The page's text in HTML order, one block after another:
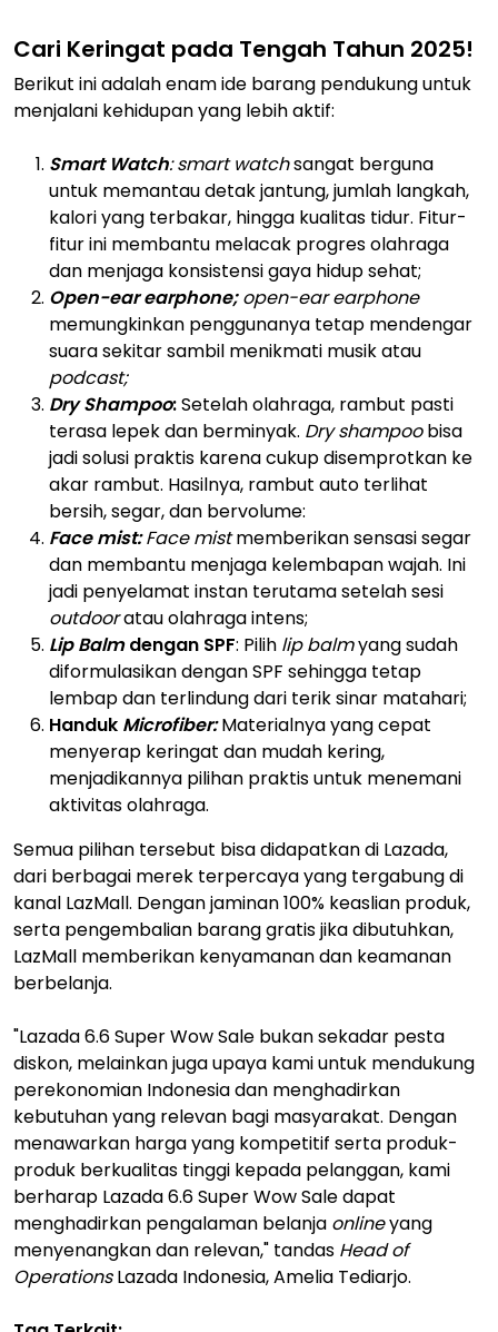
Cari Keringat pada Tengah Tahun 2025!
Berikut ini adalah enam ide barang pendukung untuk
menjalani kehidupan yang lebih aktif:
Smart Watch: smart watchsangat berguna
untuk memantau detak jantung, jumlah langkah,
kalori yang terbakar, hingga kualitas tidur. Fitur-
fitur ini membantu melacak progres olahraga
dan menjaga konsistensi gaya hidup sehat;
Open-ear earphone;open-ear earphone
memungkinkan penggunanya tetap mendengar
suara sekitar sambil menikmati musik atau
podcast;
Dry Shampoo:Setelah olahraga, rambut pasti
terasa lepek dan berminyak. Dry shampoobisa
jadi solusi praktis karena cukup disemprotkan ke
akar rambut. Hasilnya, rambut auto terlihat
bersih, segar, dan bervolume:
Face mist:Face mistmemberikan sensasi segar
dan membantu menjaga kelembapan wajah. Ini
jadi penyelamat instan terutama setelah sesi
outdooratau olahraga intens;
Lip Balmdengan SPF: Pilih lip balmyang sudah
diformulasikan dengan SPF sehingga tetap
lembap dan terlindung dari terik sinar matahari;
Handuk Microfiber:Materialnya yang cepat
menyerap keringat dan mudah kering,
menjadikannya pilihan praktis untuk menemani
aktivitas olahraga.
Semua pilihan tersebut bisa didapatkan di Lazada,
dari berbagai merek terpercaya yang tergabung di
kanal LazMall. Dengan jaminan 100% keaslian produk,
serta pengembalian barang gratis jika dibutuhkan,
LazMall memberikan kenyamanan dan keamanan
berbelanja.
"Lazada 6.6 Super Wow Sale bukan sekadar pesta
diskon, melainkan juga upaya kami untuk mendukung
perekonomian Indonesia dan menghadirkan
kebutuhan yang relevan bagi masyarakat. Dengan
menawarkan harga yang kompetitif serta produk-
produk berkualitas tinggi kepada pelanggan, kami
berharap Lazada 6.6 Super Wow Sale dapat
menghadirkan pengalaman belanja onlineyang
menyenangkan dan relevan," tandas Head of
OperationsLazada Indonesia, Amelia Tediarjo.